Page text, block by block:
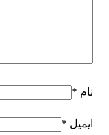
نام *
ایمیل *